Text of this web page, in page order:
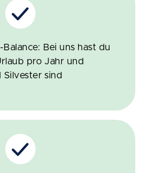
Bei uns hast du
pro Jahr und
Silvester sind